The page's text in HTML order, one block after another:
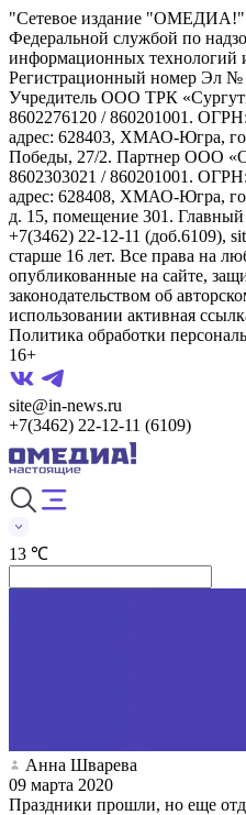
"Сетевое издание "ОМЕДИА!".
Федеральной службой по
информационных технологий
Регистрационный номер Эл №
Учредитель ООО ТРК
8602276120 / 860201001.
адрес: 628403, ХМАО-Югра,
Победы, 27/2. Партнер ООО
8602303021 / 860201001.
адрес: 628408, ХМАО-Югра,
д. 15, помещение 301.
+7(3462) 22-12-11 (доб.6109),
старше 16 лет. Все права на
опубликованные на сайте,
законодательством об
использовании активная
Политика обработки
16+
site@in-news.ru
+7(3462) 22-12-11 (6109)
13 ℃
Анна Шварева
09 марта 2020
Праздники прошли, но еще